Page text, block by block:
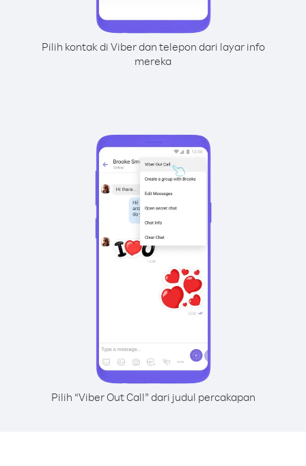
Pilih kontak di Viber dan telepon dari layar info
mereka
Pilih “Viber Out Call” dari judul percakapan